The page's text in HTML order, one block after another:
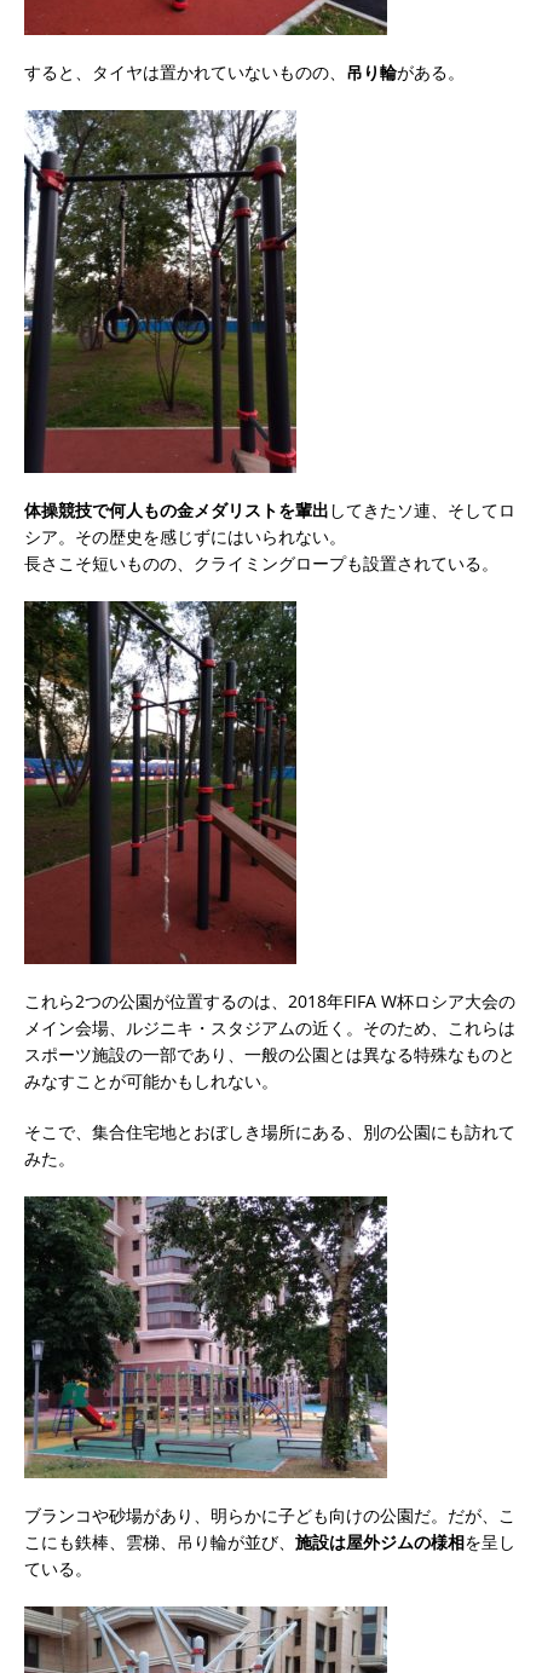
すると、タイヤは置かれていないものの、 吊り輪がある。
体操競技で何人もの金メダリストを輩出 してきたソ連、そしてロ
シア。その歴史を感じずにはいられない。
長さこそ短いものの、クライミングロープも設置されている。
これら2つの公園が位置するのは、2018年FIFA W杯ロシア大会の
メイン会場、ルジニキ・スタジアムの近く。そのため、これらは
スポーツ施設の一部であり、一般の公園とは異なる特殊なものと
みなすことが可能かもしれない。
そこで、集合住宅地とおぼしき場所にある、別の公園にも訪れて
みた。
ブランコや砂場があり、明らかに子ども向けの公園だ。だが、こ
こにも鉄棒、雲梯、吊り輪が並び、 施設は屋外ジムの様相を呈し
ている。